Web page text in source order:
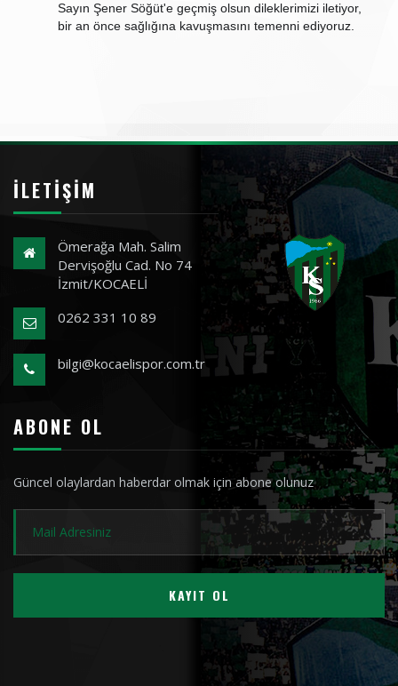
Sayın Şener Söğüt'e geçmiş olsun dileklerimizi iletiyor,
bir an önce sağlığına kavuşmasını temenni ediyoruz.
İLETIŞIM
Ömerağa Mah. Salim
Dervişoğlu Cad. No 74
İzmit/KOCAELİ
0262 331 10 89
bilgi@kocaelispor.com.tr
ABONE OL
Güncel olaylardan haberdar olmak için abone olunuz
KAYIT OL